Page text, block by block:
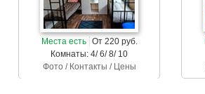
Места есть От 220 руб.
Комнаты: 4/ 6/ 8/ 10
Фото / Контакты / Цены